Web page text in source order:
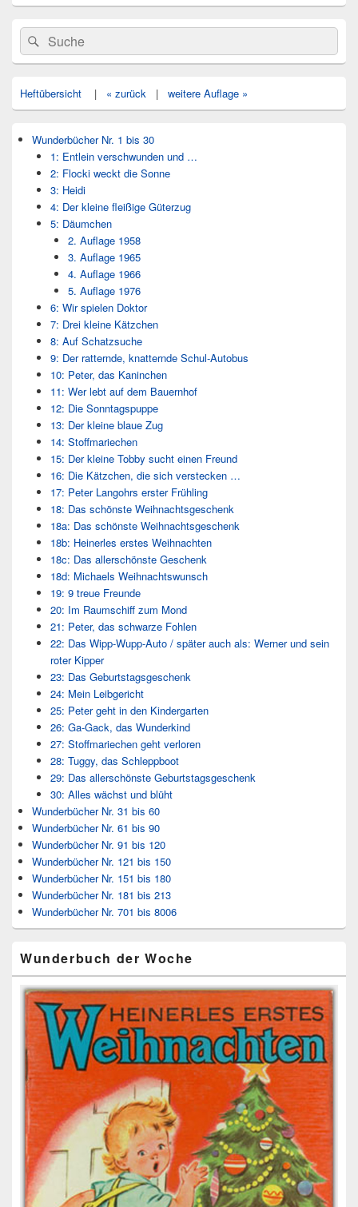
Primärer
Seitenleisten
Widget-
Bereich
Search
for:
Suche
Heftübersicht | « zurück | weitere Auflage »
Wunderbücher Nr. 1 bis 30
1: Entlein verschwunden und …
2: Flocki weckt die Sonne
3: Heidi
4: Der kleine fleißige Güterzug
5: Däumchen
2. Auflage 1958
3. Auflage 1965
4. Auflage 1966
5. Auflage 1976
6: Wir spielen Doktor
7: Drei kleine Kätzchen
8: Auf Schatzsuche
9: Der ratternde, knatternde Schul-Autobus
10: Peter, das Kaninchen
11: Wer lebt auf dem Bauernhof
12: Die Sonntagspuppe
13: Der kleine blaue Zug
14: Stoffmariechen
15: Der kleine Tobby sucht einen Freund
16: Die Kätzchen, die sich verstecken …
17: Peter Langohrs erster Frühling
18: Das schönste Weihnachtsgeschenk
18a: Das schönste Weihnachtsgeschenk
18b: Heinerles erstes Weihnachten
18c: Das allerschönste Geschenk
18d: Michaels Weihnachtswunsch
19: 9 treue Freunde
20: Im Raumschiff zum Mond
21: Peter, das schwarze Fohlen
22: Das Wipp-Wupp-Auto / später auch als: Werner und sein
roter Kipper
23: Das Geburtstagsgeschenk
24: Mein Leibgericht
25: Peter geht in den Kindergarten
26: Ga-Gack, das Wunderkind
27: Stoffmariechen geht verloren
28: Tuggy, das Schleppboot
29: Das allerschönste Geburtstagsgeschenk
30: Alles wächst und blüht
Wunderbücher Nr. 31 bis 60
Wunderbücher Nr. 61 bis 90
Wunderbücher Nr. 91 bis 120
Wunderbücher Nr. 121 bis 150
Wunderbücher Nr. 151 bis 180
Wunderbücher Nr. 181 bis 213
Wunderbücher Nr. 701 bis 8006
Wunderbuch der Woche